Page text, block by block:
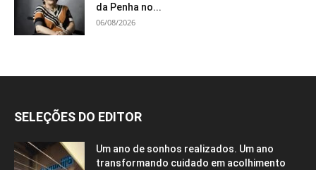
da Penha no...
06/08/2026
SELEÇÕES DO EDITOR
Um ano de sonhos realizados. Um ano
transformando cuidado em acolhimento